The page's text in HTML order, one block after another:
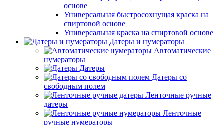
основе
Универсальная быстросохнущая краска на
спиртовой основе
Универсальная краска на спиртовой основе
Датеры и нумераторы
Автоматические
нумераторы
Датеры
Датеры со
свободным полем
Ленточные ручные
датеры
Ленточные
ручные нумераторы